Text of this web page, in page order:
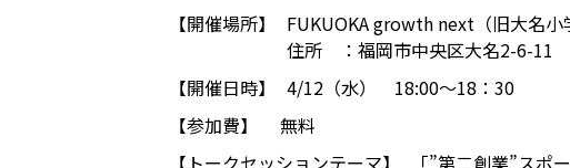
【開催場所】
FUKUOKA growth next（旧大名
住所 ：福岡市中央区大名2-6-11
【開催日時】
4/12（水） 18:00～18：30
【参加費】
無料
【トークセッションテーマ】
「”第二創業”スポ